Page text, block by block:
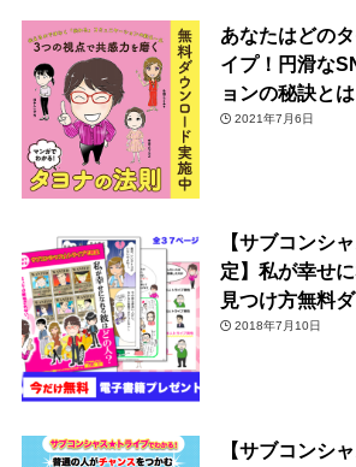
あなたはどの
イプ！円滑な
ョンの秘訣とは
2021年7月6日
【サブコンシ
定】私が幸せ
見つけ方無料
2018年7月10日
【サブコンシ